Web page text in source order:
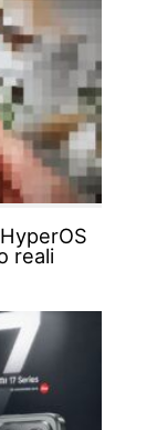
reali